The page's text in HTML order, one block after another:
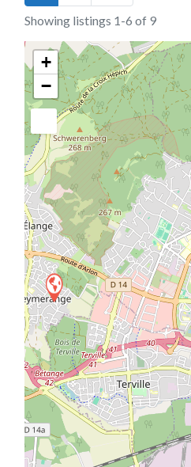
Showing listings 1-6 of 9
+
−